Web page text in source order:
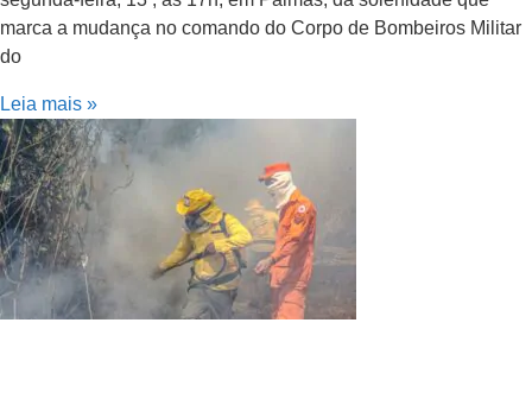
marca a mudança no comando do Corpo de Bombeiros Militar
do
Leia mais »